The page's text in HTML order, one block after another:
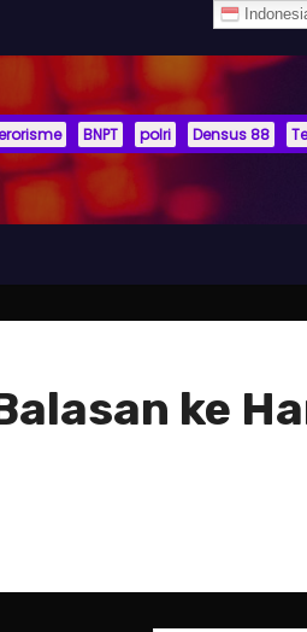
BNPT polri Densus 88
ke